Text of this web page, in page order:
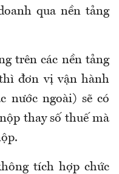
qua nền tảng
trên các nền tảng
đơn vị vận hành
nước ngoài) sẽ có
thay số thuế mà
tích hợp chức